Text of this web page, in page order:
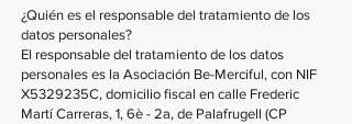
¿Quién es el responsable del tratamiento de los
datos personales?
El responsable del tratamiento de los datos
personales es la Asociación Be-Merciful, con NIF
X5329235C, domicilio fiscal en calle Frederic
Martí Carreras, 1, 6è - 2a, de Palafrugell (CP